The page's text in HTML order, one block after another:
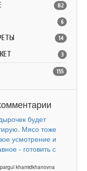
82
6
14
3
155
будет
Мясо тоже
усмотрение и
- готовить с
khamidkhanovna